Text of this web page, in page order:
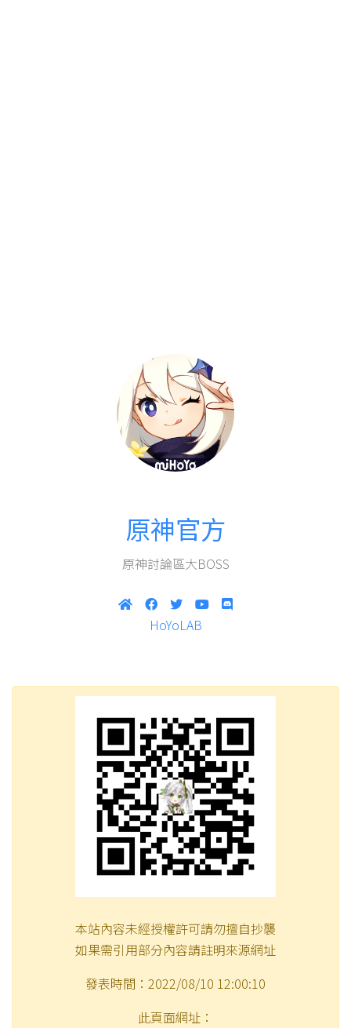
原神官方
原神討論區大BOSS
HoYoLAB
本站內容未經授權許可請勿擅自抄襲
如果需引用部分內容請註明來源網址
發表時間：2022/08/10 12:00:10
此頁面網址：